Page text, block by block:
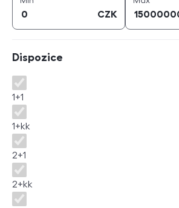
CZK
Dispozice
Dispozice
1+1
1+kk
2+1
2+kk